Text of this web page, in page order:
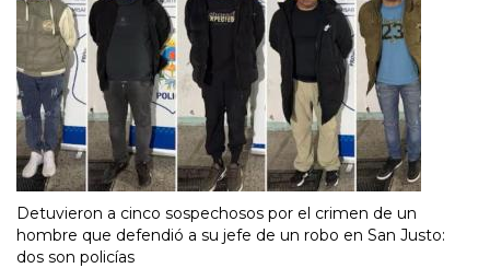
Detuvieron a cinco sospechosos por el crimen de un
hombre que defendió a su jefe de un robo en San Justo:
dos son policías